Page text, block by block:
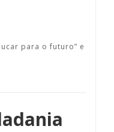
para o futuro” e